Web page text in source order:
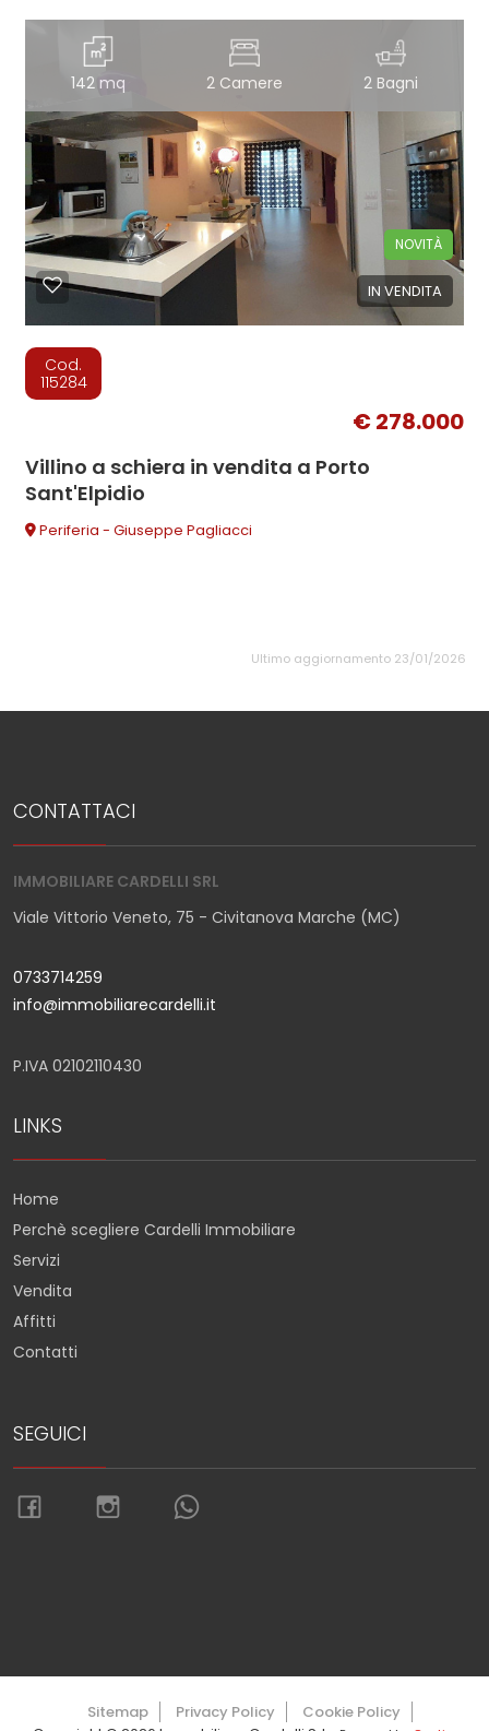
142 mq 2 Camere 2 Bagni
IN VENDITA
NOVITÀ
Cod.
115284
€ 278.000
Villino a schiera in vendita a Porto
Sant'Elpidio
Periferia - Giuseppe Pagliacci
Ultimo aggiornamento 23/01/2026
CONTATTACI
IMMOBILIARE CARDELLI SRL
Viale Vittorio Veneto, 75 - Civitanova Marche (MC)
0733714259
info@immobiliarecardelli.it
P.IVA 02102110430
LINKS
Home
Perchè scegliere Cardelli Immobiliare
Servizi
Vendita
Affitti
Contatti
SEGUICI
Sitemap Privacy Policy
Cookie Policy